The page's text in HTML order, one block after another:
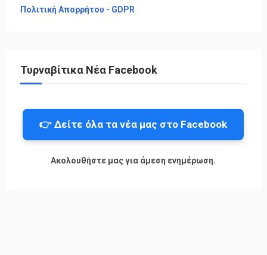
Πολιτική Απορρήτου - GDPR
Τυρναβίτικα Νέα Facebook
👉 Δείτε όλα τα νέα μας στο Facebook
Ακολουθήστε μας για άμεση ενημέρωση.